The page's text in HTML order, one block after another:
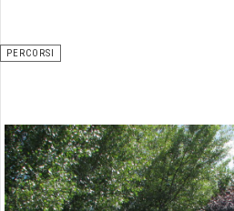
PERCORSI